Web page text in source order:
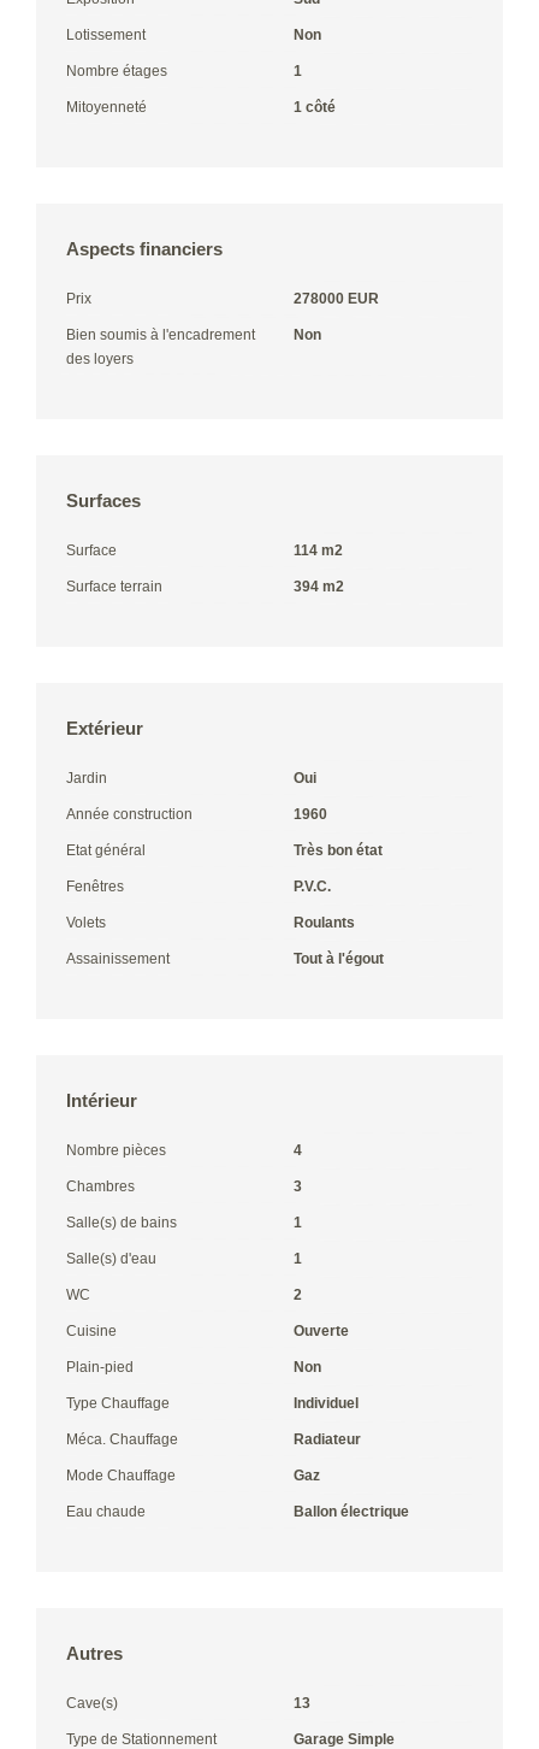
Lotissement Non
Nombre étages 1
Mitoyenneté 1 côté
Aspects financiers
Prix 278000 EUR
Bien soumis à l'encadrement
des loyers
Non
Surfaces
Surface 114 m2
Surface terrain 394 m2
Extérieur
Jardin Oui
Année construction 1960
Etat général Très bon état
Fenêtres P.V.C.
Volets Roulants
Assainissement Tout à l'égout
Intérieur
Nombre pièces 4
Chambres 3
Salle(s) de bains 1
Salle(s) d'eau 1
WC 2
Cuisine Ouverte
Plain-pied Non
Type Chauffage Individuel
Méca. Chauffage Radiateur
Mode Chauffage Gaz
Eau chaude Ballon électrique
Autres
Cave(s) 13
Type de Stationnement Garage Simple